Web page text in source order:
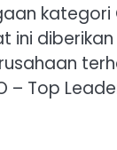
kategori
ini
Top